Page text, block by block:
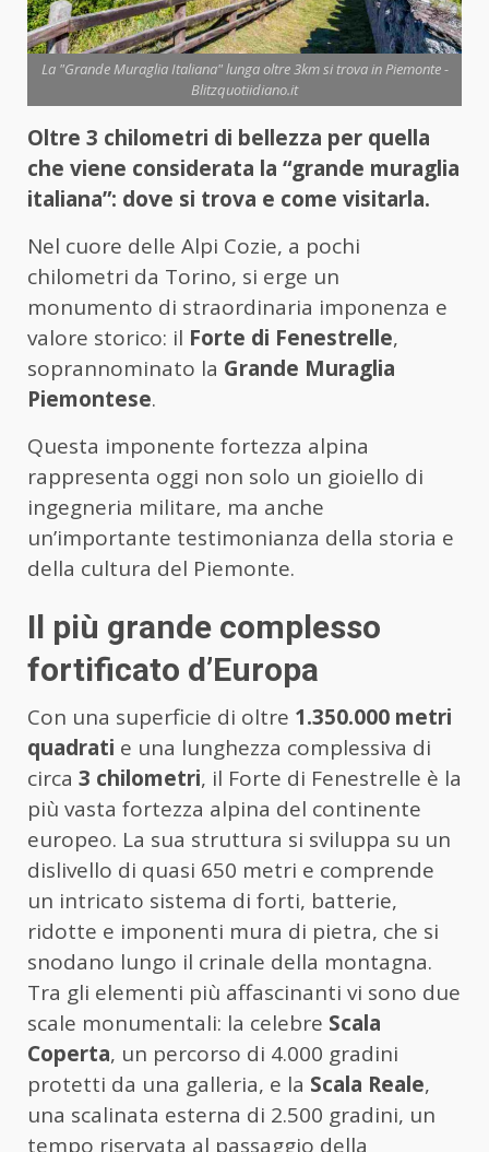
La "Grande Muraglia Italiana" lunga oltre 3km si trova in Piemonte -
Blitzquotiidiano.it
Oltre 3 chilometri di bellezza per quella
che viene considerata la “grande muraglia
italiana”: dove si trova e come visitarla.
Nel cuore delle Alpi Cozie, a pochi
chilometri da Torino, si erge un
monumento di straordinaria imponenza e
valore storico: il Forte di Fenestrelle,
soprannominato la Grande Muraglia
Piemontese.
Questa imponente fortezza alpina
rappresenta oggi non solo un gioiello di
ingegneria militare, ma anche
un’importante testimonianza della storia e
della cultura del Piemonte.
Il più grande complesso
fortificato d’Europa
Con una superficie di oltre 1.350.000 metri
quadrati e una lunghezza complessiva di
circa 3 chilometri, il Forte di Fenestrelle è la
più vasta fortezza alpina del continente
europeo. La sua struttura si sviluppa su un
dislivello di quasi 650 metri e comprende
un intricato sistema di forti, batterie,
ridotte e imponenti mura di pietra, che si
snodano lungo il crinale della montagna.
Tra gli elementi più affascinanti vi sono due
scale monumentali: la celebre Scala
Coperta, un percorso di 4.000 gradini
protetti da una galleria, e la Scala Reale,
una scalinata esterna di 2.500 gradini, un
tempo riservata al passaggio della